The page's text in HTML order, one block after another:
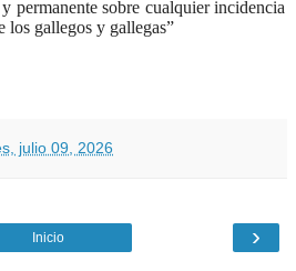
permanente sobre cualquier incidencia
los gallegos y gallegas”
julio 09, 2026
›
Inicio